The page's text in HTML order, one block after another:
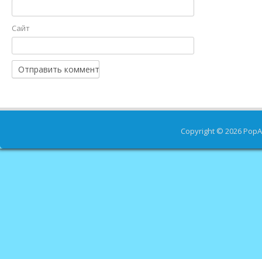
Сайт
Copyright © 2026